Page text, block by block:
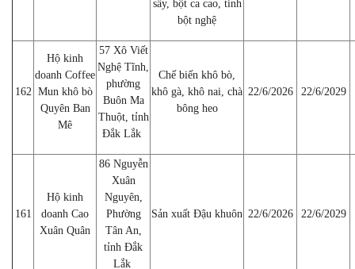
sấy, bột ca cao, tinh
bột nghệ
162
Hộ kinh
doanh Coffee
Mun khô bò
Quyên Ban
Mê
57 Xô Viết
Nghệ Tĩnh,
phường
Buôn Ma
Thuột, tỉnh
Đắk Lắk
Chế biến khô bò,
khô gà, khô nai, chà
bông heo
22/6/2026 22/6/2029
161
Hộ kinh
doanh Cao
Xuân Quân
86 Nguyễn
Xuân
Nguyên,
Phường
Tân An,
tỉnh Đắk
Lắk
Sản xuất Đậu khuôn 22/6/2026 22/6/2029